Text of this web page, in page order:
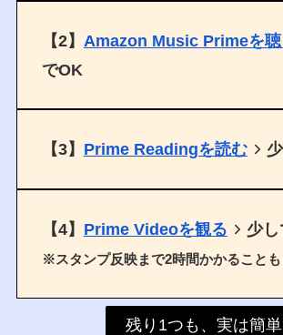
【2】 Amazon Music Primeを聴
でOK
【3】 Prime Readingを読む
【4】 Prime Videoを観る 少
※スタンプ反映まで2時間かかることも
残り1つも、実は簡単